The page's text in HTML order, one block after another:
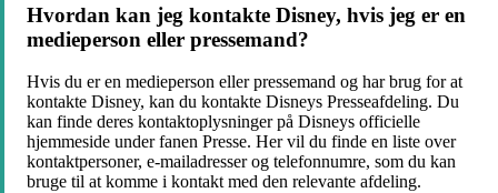
Hvordan kan jeg kontakte Disney, hvis jeg er en
medieperson eller pressemand?
Hvis du er en medieperson eller pressemand og har brug for at
kontakte Disney, kan du kontakte Disneys Presseafdeling. Du
kan finde deres kontaktoplysninger på Disneys officielle
hjemmeside under fanen Presse. Her vil du finde en liste over
kontaktpersoner, e-mailadresser og telefonnumre, som du kan
bruge til at komme i kontakt med den relevante afdeling.